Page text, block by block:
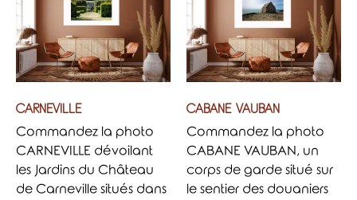
CARNEVILLE
Commandez la photo
CARNEVILLE dévoilant
les Jardins du Château
de Carneville situés dans
CABANE VAUBAN
Commandez la photo
CABANE VAUBAN, un
corps de garde situé sur
le sentier des douaniers